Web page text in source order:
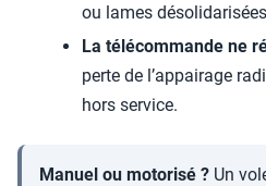
ou lames
La télécommande ne
perte de l’appairage
hors service.
Manuel ou motorisé ? Un